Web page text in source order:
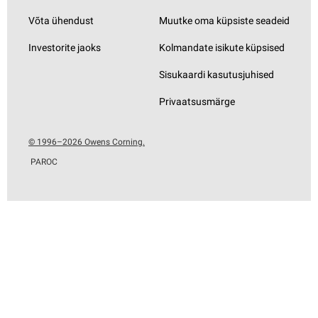
Võta ühendust
Investorite jaoks
Muutke oma küpsiste seadeid
Kolmandate isikute küpsised
Sisukaardi kasutusjuhised
Privaatsusmärge
© 1996–2026 Owens Corning.
PAROC